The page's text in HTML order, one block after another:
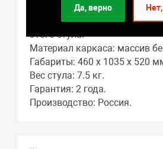
Да, верно
подойдет для интерьеров в
Гостиная – это основное
этого стула.
Материал каркаса: массив
Габариты: 460 x 1035 x 520
Вес стула: 7.5 кг.
Гарантия: 2 года.
Производство: Россия.